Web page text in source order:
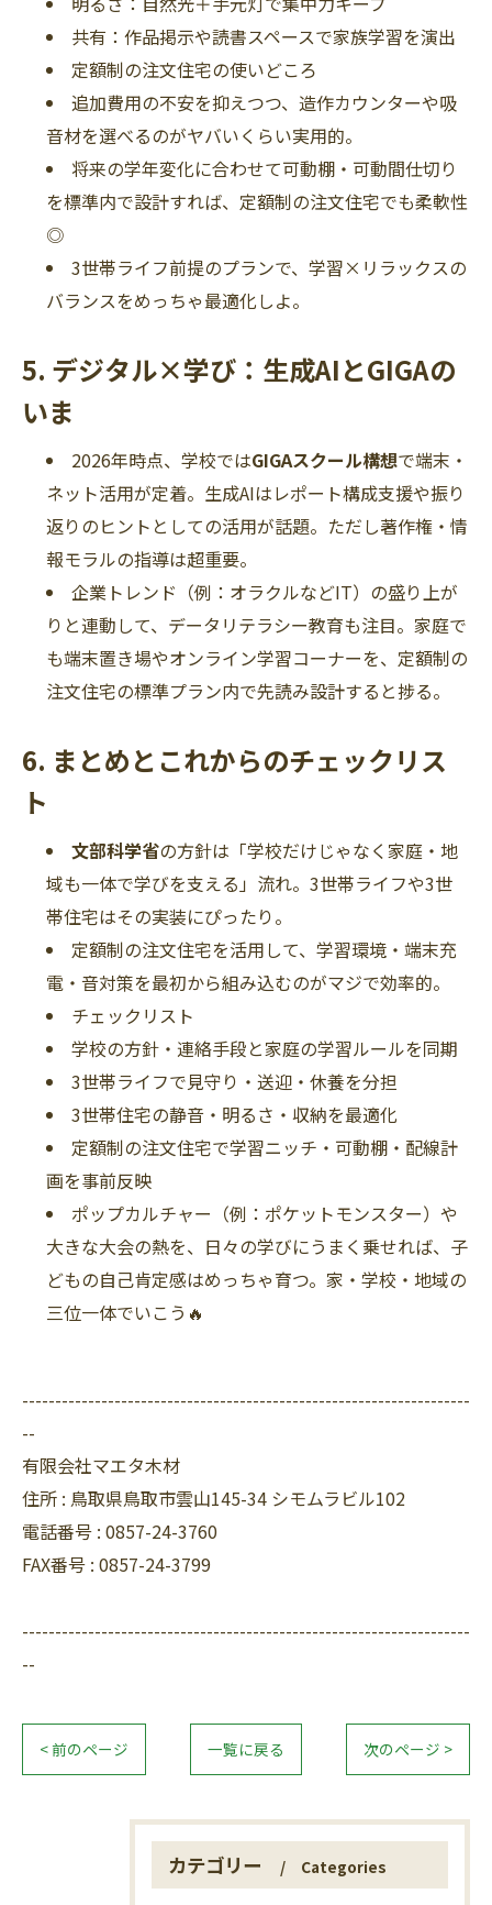
共有：作品掲示や読書スペースで家族学習を演出
定額制の注文住宅の使いどころ
追加費用の不安を抑えつつ、造作カウンターや吸
音材を選べるのがヤバいくらい実用的。
将来の学年変化に合わせて可動棚・可動間仕切り
を標準内で設計すれば、定額制の注文住宅でも柔軟性
◎
3世帯ライフ前提のプランで、学習×リラックスの
バランスをめっちゃ最適化しよ。
5. デジタル×学び：生成AIとGIGAの
いま
2026年時点、学校ではGIGAスクール構想で端末・
ネット活用が定着。生成AIはレポート構成支援や振り
返りのヒントとしての活用が話題。ただし著作権・情
報モラルの指導は超重要。
企業トレンド（例：オラクルなどIT）の盛り上が
りと連動して、データリテラシー教育も注目。家庭で
も端末置き場やオンライン学習コーナーを、定額制の
注文住宅の標準プラン内で先読み設計すると捗る。
6. まとめとこれからのチェックリス
ト
文部科学省の方針は「学校だけじゃなく家庭・地
域も一体で学びを支える」流れ。3世帯ライフや3世
帯住宅はその実装にぴったり。
定額制の注文住宅を活用して、学習環境・端末充
電・音対策を最初から組み込むのがマジで効率的。
チェックリスト
学校の方針・連絡手段と家庭の学習ルールを同期
3世帯ライフで見守り・送迎・休養を分担
3世帯住宅の静音・明るさ・収納を最適化
定額制の注文住宅で学習ニッチ・可動棚・配線計
画を事前反映
ポップカルチャー（例：ポケットモンスター）や
大きな大会の熱を、日々の学びにうまく乗せれば、子
どもの自己肯定感はめっちゃ育つ。家・学校・地域の
三位一体でいこう🔥
--------------------------------------------------------------------
--
有限会社マエタ木材
住所 : 鳥取県鳥取市雲山145-34 シモムラビル102
電話番号 : 0857-24-3760
FAX番号 : 0857-24-3799
--------------------------------------------------------------------
--
< 前のページ 一覧に戻る 次のページ >
カテゴリー Categories